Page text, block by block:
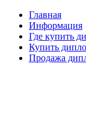
Главная
Информация
Где купить
Купить
Продажа